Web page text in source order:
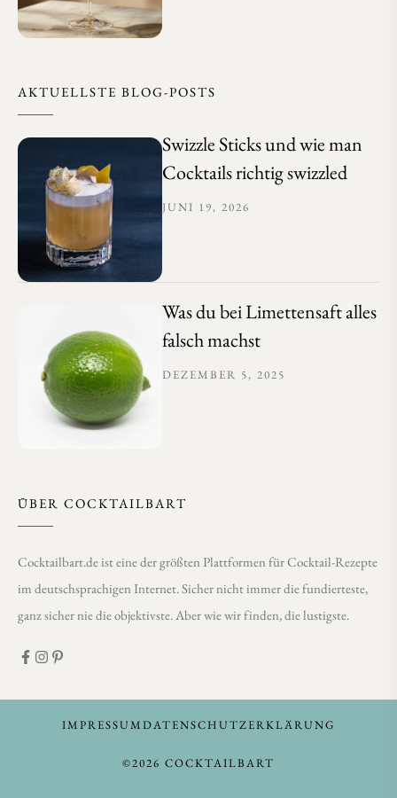
AKTUELLSTE BLOG-POSTS
Swizzle Sticks und wie man
Cocktails richtig swizzled
JUNI 19, 2026
Was du bei Limettensaft alles
falsch machst
DEZEMBER 5, 2025
ÜBER COCKTAILBART
Cocktailbart.de ist eine der größten Plattformen für Cocktail-Rezepte
im deutschsprachigen Internet. Sicher nicht immer die fundierteste,
ganz sicher nie die objektivste. Aber wie wir finden, die lustigste.
IMPRESSUMDATENSCHUTZERKLÄRUNG
©2026 COCKTAILBART